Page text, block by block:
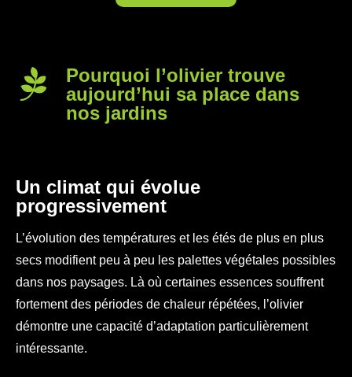
Pourquoi l’olivier trouve
aujourd’hui sa place dans
nos jardins
Un climat qui évolue
progressivement
L’évolution des températures et les étés de plus en plus
secs modifient peu à peu les palettes végétales possibles
dans nos paysages. Là où certaines essences souffrent
fortement des périodes de chaleur répétées, l’olivier
démontre une capacité d’adaptation particulièrement
intéressante.